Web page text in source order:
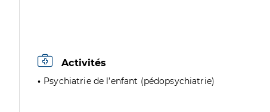
Activités
Psychiatrie de l’enfant (pédopsychiatrie)